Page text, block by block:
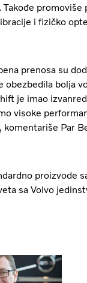
promoviše
i fizičko
prenosa su
bolja
je imao
visoke
komentariše Par
proizvode
sa Volvo